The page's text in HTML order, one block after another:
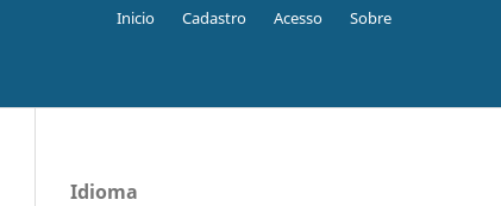
Inicio Cadastro Acesso Sobre
Idioma